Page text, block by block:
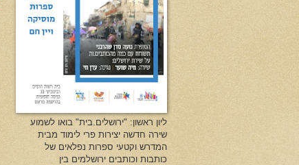
ליון ראשון: "ירושלים.בית" בואו לשמוע
שירה חדשה יצירות פרי לימוד מבית
המדרש וקטעי ספרות נפלאים של
כותבות וכותבים ירושלמים בין